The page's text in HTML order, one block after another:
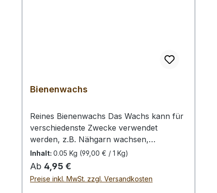
Bienenwachs
Reines Bienenwachs Das Wachs kann für
verschiedenste Zwecke verwendet
werden, z.B. Nähgarn wachsen,
Lederkanten einreiben, erhitzen und
flüssig auf das ebenfalls erhitzte
(Heißluftfön) Leder auftragen, etc.
Auswahlliste:- 50 Gramm- 80 Gramm Bei
Inhalt: 0.05 Kg (99,00 € / 1 Kg)
Regulärer Preis:
Ab 4,95 €
Preise inkl. MwSt. zzgl. Versandkosten